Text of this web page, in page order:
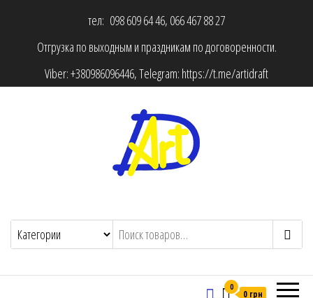
тел: 098 609 64 46, 066 467 88 27
Отгрузка по выходным и праздникам по договоренности.
Viber:+380986096446, Telegram: https://t.me/artidraft
0
0 грн